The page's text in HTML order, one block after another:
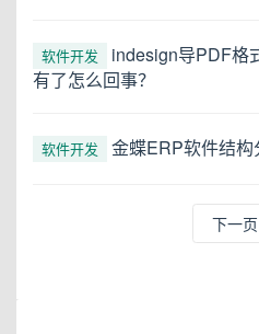
软件开发
indesign导PDF格
有了怎么回事？
软件开发 金蝶ERP软件结构
下一页